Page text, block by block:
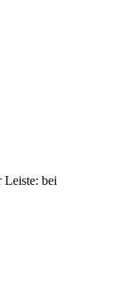
Leiste: bei